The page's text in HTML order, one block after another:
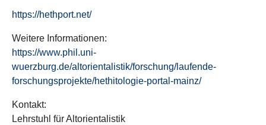
https://hethport.net/
Weitere Informationen:
https://www.phil.uni-
wuerzburg.de/altorientalistik/forschung/laufende-
forschungsprojekte/hethitologie-portal-mainz/
Kontakt:
Lehrstuhl für Altorientalistik